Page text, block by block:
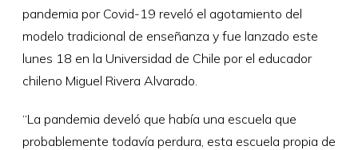
pandemia por Covid-19 reveló el agotamiento del
modelo tradicional de enseñanza y fue lanzado este
lunes 18 en la Universidad de Chile por el educador
chileno Miguel Rivera Alvarado.
“La pandemia develó que había una escuela que
probablemente todavía perdura, esta escuela propia de